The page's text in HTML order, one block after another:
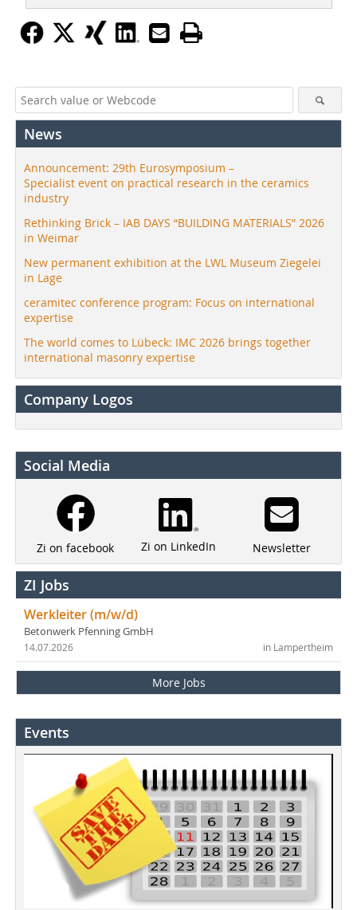
News
Announcement: 29th Eurosymposium –
Specialist event on practical research in the ceramics
industry
Rethinking Brick – IAB DAYS “BUILDING MATERIALS” 2026
in Weimar
New permanent exhibition at the LWL Museum Ziegelei
in Lage
ceramitec conference program: Focus on international
expertise
The world comes to Lübeck: IMC 2026 brings together
international masonry expertise
Company Logos
Social Media
Zi on facebook Zi on LinkedIn Newsletter
ZI Jobs
Werkleiter (m/w/d)
Betonwerk Pfenning GmbH
in Lampertheim
14.07.2026
More Jobs
Events